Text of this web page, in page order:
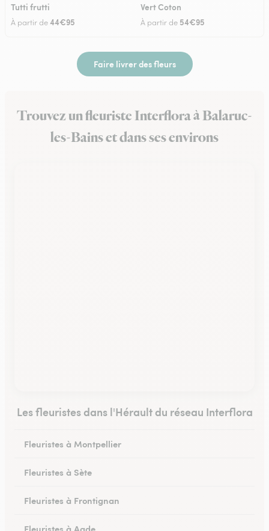
Tutti frutti
À partir de44€95
Vert Coton
À partir de 54€95
Faire livrer des fleurs
Trouvez un fleuriste Interflora à Balaruc-
les-Bains et dans ses environs
Les fleuristes dans l'Hérault du réseau Interflora
Fleuristes à Montpellier
Fleuristes à Sète
Fleuristes à Frontignan
Fleuristes à Agde